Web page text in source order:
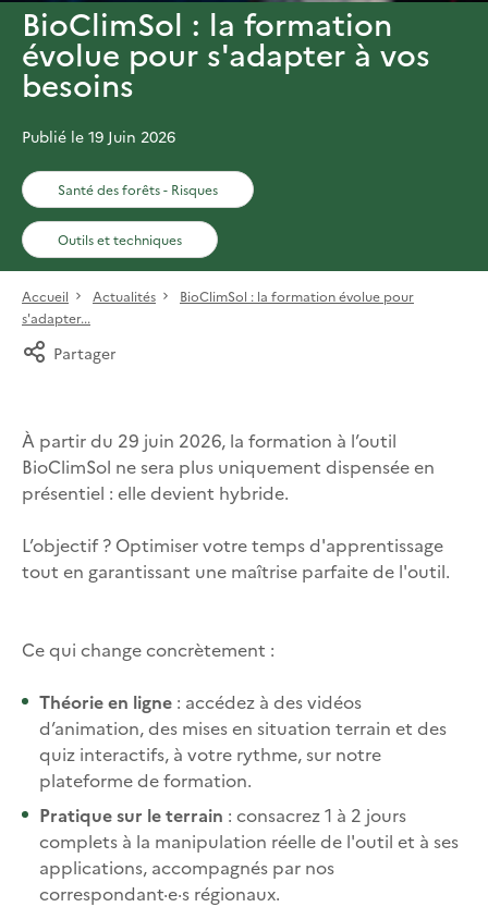
BioClimSol : la formation
évolue pour s'adapter à vos
besoins
Publié le 19 Juin 2026
Santé des forêts - Risques
Outils et techniques
Accueil Actualités
BioClimSol : la formation évolue pour
s'adapter...
Partager
À partir du 29 juin 2026, la formation à l’outil
BioClimSol ne sera plus uniquement dispensée en
présentiel : elle devient hybride.
L’objectif ? Optimiser votre temps d'apprentissage
tout en garantissant une maîtrise parfaite de l'outil.
Ce qui change concrètement :
Théorie en ligne : accédez à des vidéos
d’animation, des mises en situation terrain et des
quiz interactifs, à votre rythme, sur notre
plateforme de formation.
Pratique sur le terrain : consacrez 1 à 2 jours
complets à la manipulation réelle de l'outil et à ses
applications, accompagnés par nos
correspondant·e·s régionaux.